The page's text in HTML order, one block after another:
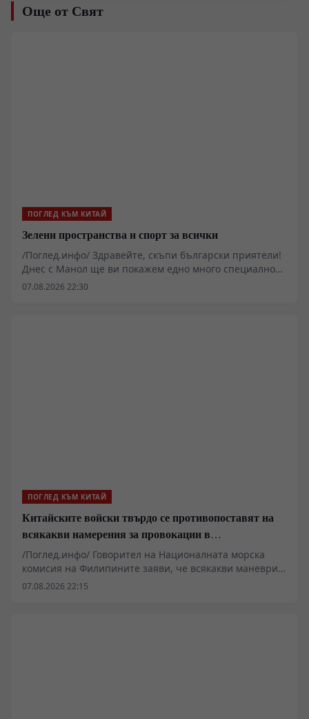
Още от Свят
ПОГЛЕД КЪМ КИТАЙ
Зелени пространства и спорт за всички
/Поглед.инфо/ Здравейте, скъпи български приятели!
Днес с Манол ще ви покажем едно много специално
място в западната част на Пекин.
07.08.2026 22:30
ПОГЛЕД КЪМ КИТАЙ
Китайските войски твърдо се противопоставят на
всякакви намерения за провокации в
Южнокитайско море
/Поглед.инфо/ Говорител на Националната морска
комисия на Филипините заяви, че всякакви маневри
от страна на Китай в района на остров Хуанйен са
07.08.2026 22:15